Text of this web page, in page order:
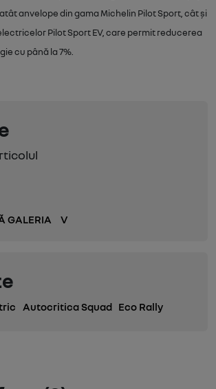
anvelope din gama Michelin Pilot Sport, cât și
Pilot Sport EV, care permit reducerea
cu până la 7%.
GALERIA V
Autocritica Squad Eco Rally